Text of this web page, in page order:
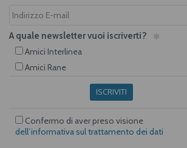
A quale newsletter vuoi iscriverti?
Amici Interlinea
Amici Rane
ISCRIVITI
Confermo di aver preso visione
dell’informativa sul trattamento dei dati